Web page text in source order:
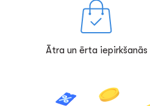
Ātra un ērta iepirkšanās